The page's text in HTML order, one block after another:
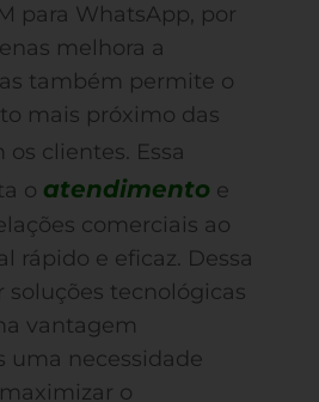
para WhatsApp, por
melhora a
também permite o
mais próximo das
os clientes. Essa
o atendimento e
comerciais ao
rápido e eficaz. Dessa
soluções tecnológicas
vantagem
uma necessidade
o